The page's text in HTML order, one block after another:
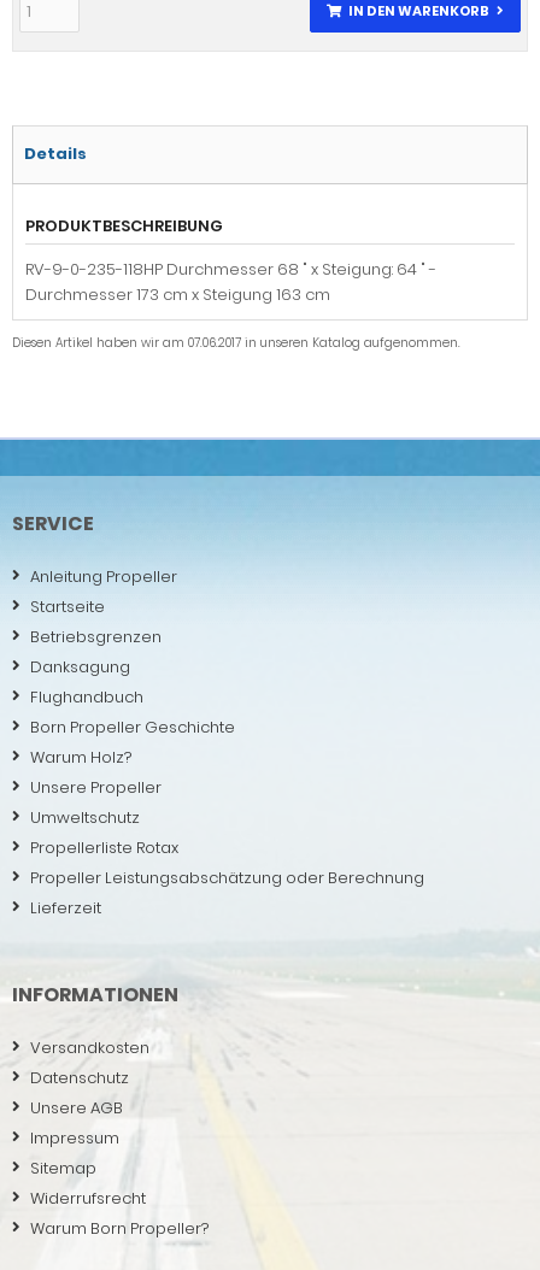
IN DEN WARENKORB
Details
PRODUKTBESCHREIBUNG
RV-9-0-235-118HP Durchmesser 68 " x Steigung: 64 " -
Durchmesser 173 cm x Steigung 163 cm
Diesen Artikel haben wir am 07.06.2017 in unseren Katalog aufgenommen.
SERVICE
Anleitung Propeller
Startseite
Betriebsgrenzen
Danksagung
Flughandbuch
Born Propeller Geschichte
Warum Holz?
Unsere Propeller
Umweltschutz
Propellerliste Rotax
Propeller Leistungsabschätzung oder Berechnung
Lieferzeit
INFORMATIONEN
Versandkosten
Datenschutz
Unsere AGB
Impressum
Sitemap
Widerrufsrecht
Warum Born Propeller?